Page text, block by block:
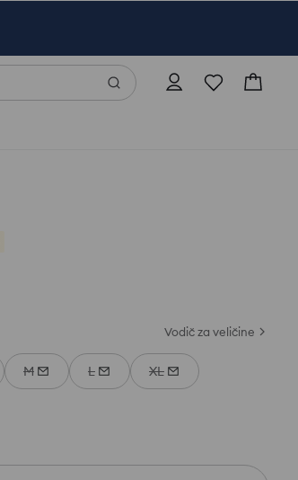
Vodič za veličine
M L XL